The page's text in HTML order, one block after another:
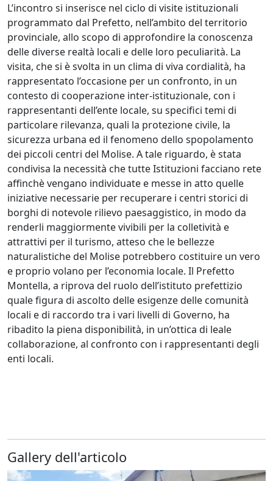
L’incontro si inserisce nel ciclo di visite istituzionali
programmato dal Prefetto, nell’ambito del territorio
provinciale, allo scopo di approfondire la conoscenza
delle diverse realtà locali e delle loro peculiarità. La
visita, che si è svolta in un clima di viva cordialità, ha
rappresentato l’occasione per un confronto, in un
contesto di cooperazione inter-istituzionale, con i
rappresentanti dell’ente locale, su specifici temi di
particolare rilevanza, quali la protezione civile, la
sicurezza urbana ed il fenomeno dello spopolamento
dei piccoli centri del Molise. A tale riguardo, è stata
condivisa la necessità che tutte Istituzioni facciano rete
affinchè vengano individuate e messe in atto quelle
iniziative necessarie per recuperare i centri storici di
borghi di notevole rilievo paesaggistico, in modo da
renderli maggiormente vivibili per la colletività e
attrattivi per il turismo, atteso che le bellezze
naturalistiche del Molise potrebbero costituire un vero
e proprio volano per l’economia locale. Il Prefetto
Montella, a riprova del ruolo dell’istituto prefettizio
quale figura di ascolto delle esigenze delle comunità
locali e di raccordo tra i vari livelli di Governo, ha
ribadito la piena disponibilità, in un’ottica di leale
collaborazione, al confronto con i rappresentanti degli
enti locali.
Gallery dell'articolo